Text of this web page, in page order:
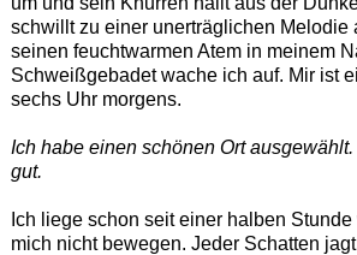
schwillt zu einer unerträglichen Melodie
seinen feuchtwarmen Atem in meinem
Schweißgebadet wache ich auf. Mir ist
sechs Uhr morgens.
Ich habe einen schönen Ort
gut.
Ich liege schon seit einer halben
mich nicht bewegen. Jeder Schatten